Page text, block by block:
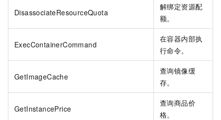
DisassociateResourceQuota
解绑定资源配
额。
ExecContainerCommand
在容器内部执
行命令。
GetImageCache
查询镜像缓
存。
GetInstancePrice
查询商品价
格。